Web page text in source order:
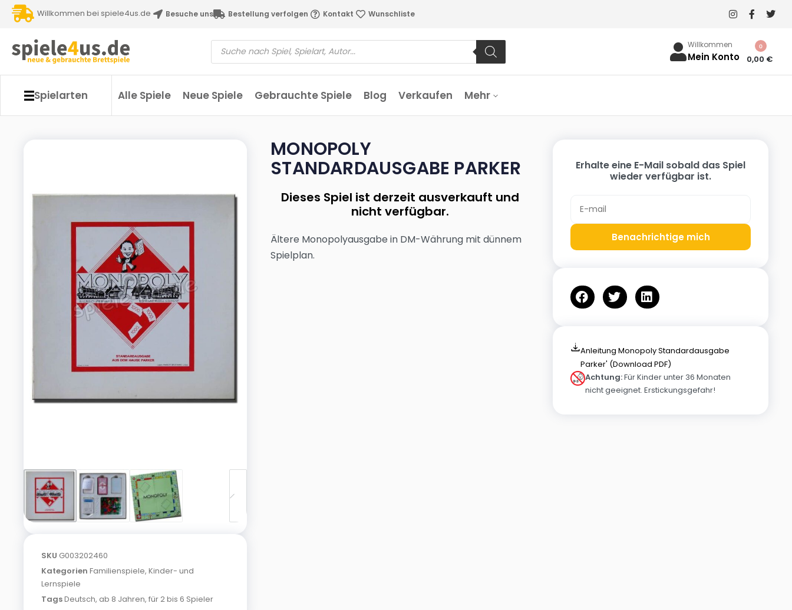
Willkommen bei spiele4us.de Besuche uns Bestellung verfolgen Kontakt Wunschliste
Willkommen
Mein Konto 0,00 €
0
Spielarten Alle Spiele Neue Spiele Gebrauchte Spiele Blog Verkaufen Mehr
SKU G003202460
Kategorien Familienspiele, Kinder- und
Lernspiele
TagsDeutsch, ab 8 Jahren, für 2 bis 6 Spieler
MONOPOLY
STANDARDAUSGABE PARKER
Dieses Spiel ist derzeit ausverkauft und
nicht verfügbar.
Ältere Monopolyausgabe in DM-Währung mit dünnem
Spielplan.
Erhalte eine E-Mail sobald das Spiel
wieder verfügbar ist.
Benachrichtige mich
Anleitung Monopoly Standardausgabe
Parker' (Download PDF)
Achtung:Für Kinder unter 36 Monaten
nicht geeignet. Erstickungsgefahr!